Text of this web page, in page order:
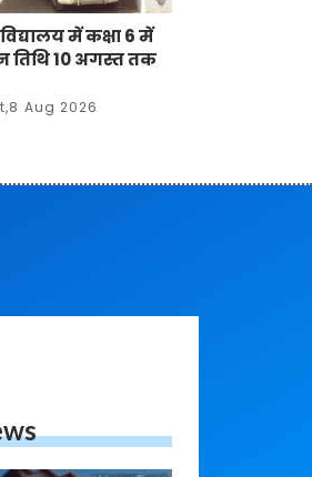
में कक्षा 6 में
तिथि 10 अगस्त तक
Aug 2026